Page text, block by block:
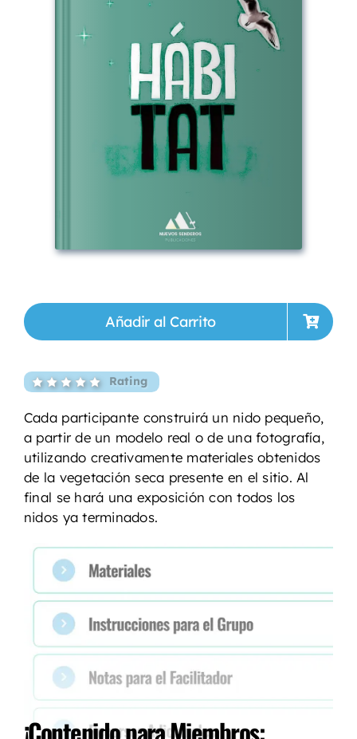
Añadir al Carrito
Rating
Cada participante construirá un nido pequeño,
a partir de un modelo real o de una fotografía,
utilizando creativamente materiales obtenidos
de la vegetación seca presente en el sitio. Al
final se hará una exposición con todos los
nidos ya terminados.